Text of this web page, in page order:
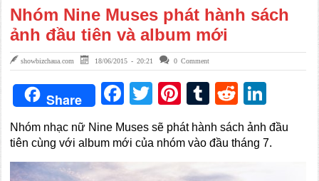
Nhóm Nine Muses phát hành sách
ảnh đầu tiên và album mới
showbizchaua.com 18/06/2015 - 20:21 0 Comment
Share Facebook
TwitterPinterest
TumblrReddit
Nhóm nhạc nữ Nine Muses sẽ phát hành sách ảnh đầu
tiên cùng với album mới của nhóm vào đầu tháng 7.